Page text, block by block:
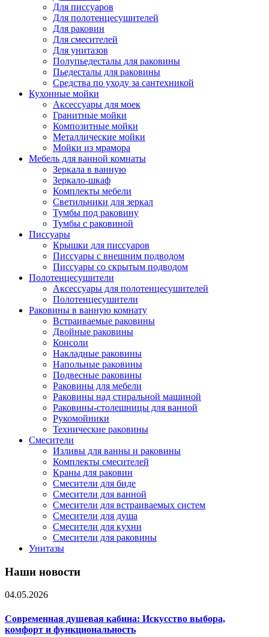
Для писсуаров
Для полотенцесушителей
Для раковин
Для смесителей
Для унитазов
Полупьедесталы для раковины
Пьедесталы для раковины
Средства по уходу за сантехникой
Кухонные мойки
Аксессуары для моек
Гранитные мойки
Композитные мойки
Металлические мойки
Мойки из мрамора
Мебель для ванной комнаты
Зеркала в ванную
Зеркало-шкаф
Комплекты мебели
Светильники для зеркал
Тумбы под раковину
Тумбы с раковиной
Писсуары
Крышки для писсуаров
Писсуары с внешним подводом
Писсуары со скрытым подводом
Полотенцесушители
Аксессуары для полотенцесушителей
Полотенцесушители
Раковины в ванную комнату
Встраиваемые раковины
Двойные раковины
Консоли
Накладные раковины
Напольные раковины
Подвесные раковины
Раковины для мебели
Раковины над стиральной машиной
Раковины-столешницы для ванной
Рукомойники
Технические раковины
Смесители
Изливы для ванны и раковины
Комплекты смесителей
Краны для раковин
Смесители для биде
Смесители для ванной
Смесители для встраиваемых систем
Смесители для душа
Смесители для кухни
Смесители для раковины
Унитазы
Наши новости
04.05.2026
Современная душевая кабина: Искусство выбора,
комфорт и функциональность